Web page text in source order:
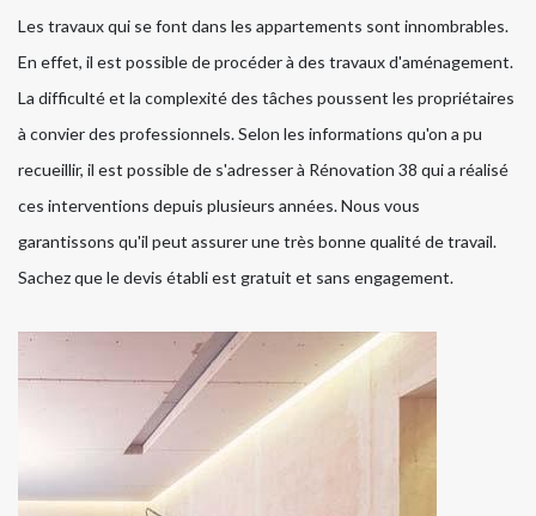
Les travaux qui se font dans les appartements sont innombrables.
En effet, il est possible de procéder à des travaux d'aménagement.
La difficulté et la complexité des tâches poussent les propriétaires
à convier des professionnels. Selon les informations qu'on a pu
recueillir, il est possible de s'adresser à Rénovation 38 qui a réalisé
ces interventions depuis plusieurs années. Nous vous
garantissons qu'il peut assurer une très bonne qualité de travail.
Sachez que le devis établi est gratuit et sans engagement.